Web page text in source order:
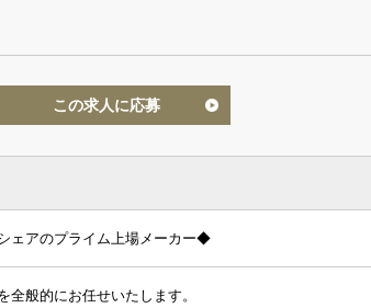
この求人に応募
ェアのプライム上場メーカー◆
全般的にお任せいたします。